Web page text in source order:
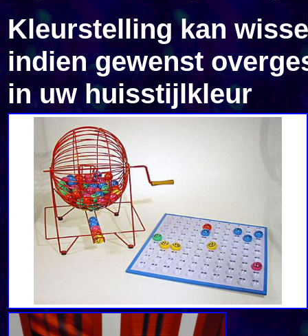
Kleurstelling kan
indien gewenst
in uw huisstijlkleur